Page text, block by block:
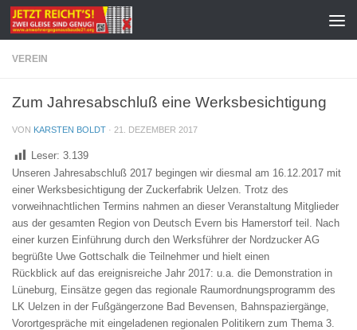
Zum Inhalt springen
VEREIN
Zum Jahresabschluß eine Werksbesichtigung
VON KARSTEN BOLDT · 21. DEZEMBER 2017
Leser: 3.139
Unseren Jahresabschluß 2017 begingen wir diesmal am 16.12.2017 mit
einer Werksbesichtigung der Zuckerfabrik Uelzen. Trotz des
vorweihnachtlichen Termins nahmen an dieser Veranstaltung Mitglieder
aus der gesamten Region von Deutsch Evern bis Hamerstorf teil. Nach
einer kurzen Einführung durch den Werksführer der Nordzucker AG
begrüßte Uwe Gottschalk die Teilnehmer und hielt einen
Rückblick auf das ereignisreiche Jahr 2017: u.a. die Demonstration in
Lüneburg, Einsätze gegen das regionale Raumordnungsprogramm des
LK Uelzen in der Fußgängerzone Bad Bevensen, Bahnspaziergänge,
Vorortgespräche mit eingeladenen regionalen Politikern zum Thema 3.